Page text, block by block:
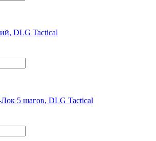
DLG Tactical
5 шагов, DLG Tactical